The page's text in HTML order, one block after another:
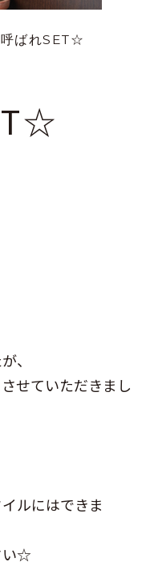
ばれSET☆
、
せていただきまし
ルにはできま
い☆